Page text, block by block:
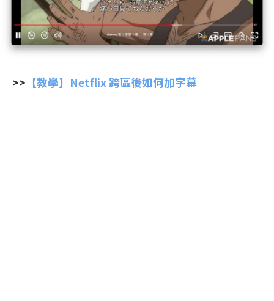
>> 【教學】Netflix 跨區後如何加字幕